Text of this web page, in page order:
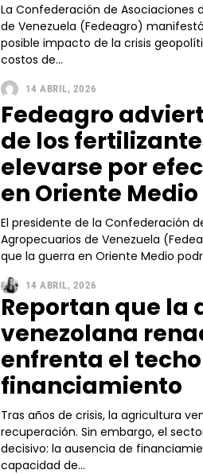
La Confederación de Asociaciones
de Venezuela (Fedeagro)
posible impacto de la crisis
costos de...
14 ABRIL, 2026
Fedeagro
de los
elevarse por
en Oriente Medio
El presidente de la Confederación
Agropecuarios de Venezuela
que la guerra en Oriente Medio
14 ABRIL, 2026
Reportan que la
venezolana
enfrenta el
financiamiento
Tras años de crisis, la agricultura
recuperación. Sin embargo, el
decisivo: la ausencia de
capacidad de...